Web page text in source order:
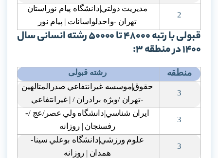
2
مديريت دولتي|دانشگاه پيام نوراستان
تهران -واحدلواسانات | پيام نور
قبولی با رتبه 48000 تا 50000 رشته انسانی سال
1400 در منطقه 3:
منطقه رشته قبولی
3
حقوق|موسسه غيرانتفاعي صدرالمتالهين
-تهران /ويژه برادران / | غيرانتفاعي
3
ايران شناسي|دانشگاه ولي عصر/عج /-
رفسنجان | روزانه
3
علوم ورزشي|دانشگاه بوعلي سينا-
همدان | روزانه